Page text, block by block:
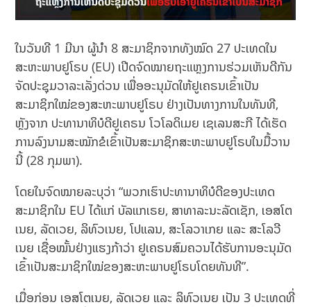
ໃນວັນທີ 1 ມີນາ ຜູ້ນຳ 8 ສະມາຊິກຈາກທັງໝົດ 27 ປະເທດໃນ
ສະຫະພາບຢູໂຣບ (EU) ເປີດຈົດໝາຍຖະແຫຼງການຮ່ວມເຫັນດີກັນ
ຈັດປະຊຸມວາລະເລັ່ງດ່ວນ ເພື່ອອະນຸມັດໃຫ້ຢູເຄຣນເຂົ້າເປັນ
ສະມາຊິກໃໝ່ຂອງສະຫະພາບຢູໂຣບ ຢ່າງເປັນທາງການໃນທັນທີ,
ຫຼັງຈາກ ປະທານາທິບໍດີຢູເຄຣນ ໂວໂລດິເມຍ ເຊເລນສະກີ ໄດ້ເຮັດ
ການລົງນາມສະໝັກຂໍເຂົ້າເປັນສະມາຊິກສະຫະພາບຢູໂຣບໃນມື້ວານ
ນີ້ (28 ກຸມພາ).
ໂດຍໃນຈົດໝາຍລະບຸວ່າ “ພວກເຮົາປະທານາທິບໍດີຂອງປະເທດ
ສະມາຊິກໃນ EU ໄດ້ແກ່ ບັລແກເຣຍ, ສາທາລະນະລັດເຊັກ, ເອສໂຕ
ເນຍ, ລັດເວຍ, ລິທົວເນຍ, ໂປແລນ, ສະໂລວາເກຍ ແລະ ສະໂລວີ
ເນຍ ເຊື່ອໝັ້ນຢ່າງແຮງກ້າວ່າ ຢູເຄຣນສົມຄວນໄດ້ຮັບການອະນຸມັດ
ເຂົ້າເປັນສະມາຊິກໃໝ່ຂອງສະຫະພາບຢູໂຣບໂດຍທັນທີ”.
ເມື່ອກ່ອນ ເອສໂຕເນຍ, ລັດເວຍ ແລະ ລິທົວເນຍ ເປັນ 3 ປະເທດທີ່